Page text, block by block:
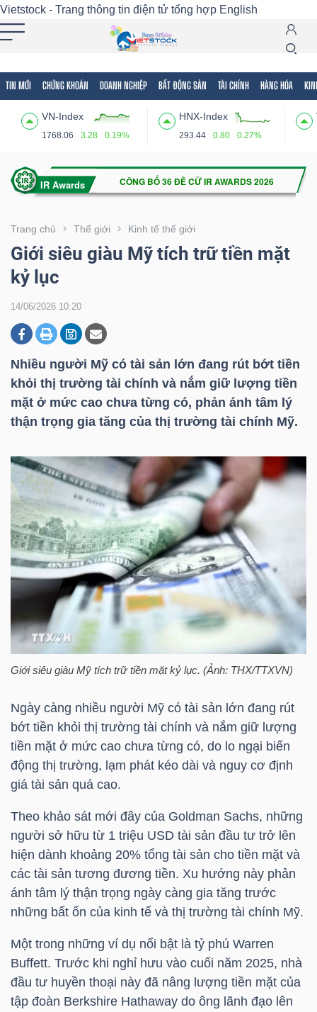
Vietstock - Trang thông tin điện tử tổng hợp English
TIN MỚI CHỨNG KHOÁN DOANH NGHIỆP BẤT ĐỘNG SẢN TÀI CHÍNH HÀNG HÓA
VN-Index
1768.06 3.28 0.19%
HNX-Index
293.44 0.80 0.27%
Trang chủ Thế giới Kinh tế thế giới
Giới siêu giàu Mỹ tích trữ tiền mặt
kỷ lục
14/06/2026 10:20
Nhiều người Mỹ có tài sản lớn đang rút bớt tiền
khỏi thị trường tài chính và nắm giữ lượng tiền
mặt ở mức cao chưa từng có, phản ánh tâm lý
thận trọng gia tăng của thị trường tài chính Mỹ.
Giới siêu giàu Mỹ tích trữ tiền mặt kỷ lục. (Ảnh: THX/TTXVN)
Ngày càng nhiều người Mỹ có tài sản lớn đang rút
bớt tiền khỏi thị trường tài chính và nắm giữ lượng
tiền mặt ở mức cao chưa từng có, do lo ngại biến
động thị trường, lạm phát kéo dài và nguy cơ định
giá tài sản quá cao.
Theo khảo sát mới đây của Goldman Sachs, những
người sở hữu từ 1 triệu USD tài sản đầu tư trở lên
hiện dành khoảng 20% tổng tài sản cho tiền mặt và
các tài sản tương đương tiền. Xu hướng này phản
ánh tâm lý thận trọng ngày càng gia tăng trước
những bất ổn của kinh tế và thị trường tài chính Mỹ.
Một trong những ví dụ nổi bật là tỷ phú Warren
Buffett. Trước khi nghỉ hưu vào cuối năm 2025, nhà
đầu tư huyền thoại này đã nâng lượng tiền mặt của
tập đoàn Berkshire Hathaway do ông lãnh đạo lên
Tất cả Tính năng Ngành Mã chứng khoán
Tính
(-)
VIETSTOCK
CHỨNG
DOANH
NGHIỆP
ĐỘNG
SẢN
TÀI
CHÍNH
HÀNG
KINH
TẾ
THẾ
GIỚI
ĐÔNG
DƯƠNG
TÀI
CHÍNH